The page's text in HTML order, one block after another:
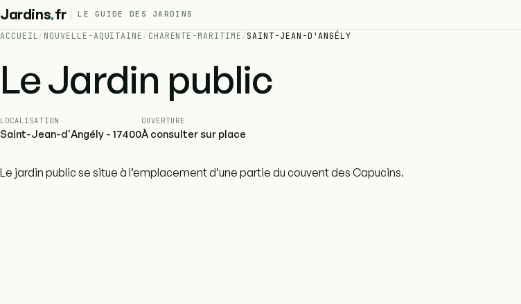
Jardins.fr LE GUIDE DES JARDINS
ACCUEIL / NOUVELLE-AQUITAINE / CHARENTE-MARITIME / SAINT-JEAN-D'ANGÉLY
Le Jardin public
LOCALISATION
Saint-Jean-d'Angély - 17400
OUVERTURE
À consulter sur place
Le jardin public se situe à l’emplacement d’une partie du couvent des Capucins.